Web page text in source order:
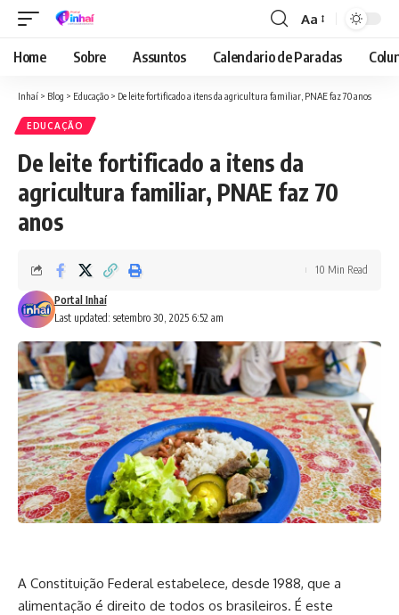
Font
Resizer
Aa
Home Sobre Assuntos Calendario de Paradas
Inhaí > Blog > Educação > De leite fortificado a itens da agricultura familiar, PNAE faz 70 anos
EDUCAÇÃO
De leite fortificado a itens da
agricultura familiar, PNAE faz 70
anos
Last updated: setembro 30, 2025 6:52 am
Portal Inhaí
10 Min Read
A Constituição Federal estabelece, desde 1988, que a
alimentação é direito de todos os brasileiros. É este